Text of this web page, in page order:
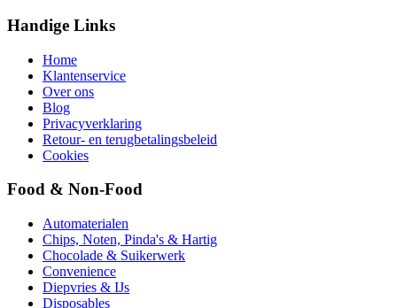
Handige Links
Home
Klantenservice
Over ons
Blog
Privacyverklaring
Retour- en terugbetalingsbeleid
Cookies
Food & Non-Food
Automaterialen
Chips, Noten, Pinda's & Hartig
Chocolade & Suikerwerk
Convenience
Diepvries & IJs
Disposables